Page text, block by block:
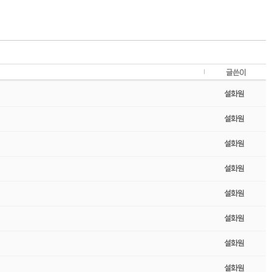
글쓴이
설화원
설화원
설화원
설화원
설화원
설화원
설화원
설화원